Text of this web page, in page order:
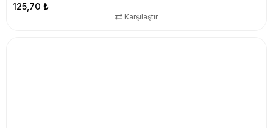
125,70 ₺
Karşılaştır